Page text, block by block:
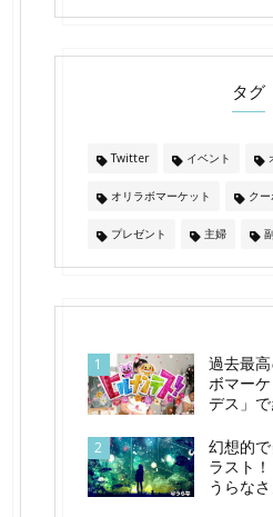
タグ
Twitter イベント
オリラボマーケット ク
プレゼント 主婦
1
過去最
ボマー
デス」
2
幻想的
ラスト
うらな